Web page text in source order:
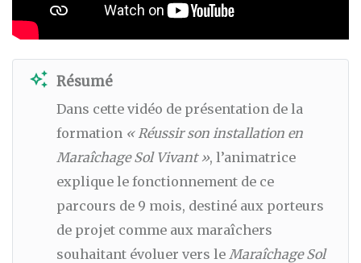
auto_awesome Résumé
Dans cette vidéo de présentation de la
formation « Réussir son installation en
Maraîchage Sol Vivant », l’animatrice
explique le fonctionnement de ce
parcours de 9 mois, destiné aux porteurs
de projet comme aux maraîchers
souhaitant évoluer vers le Maraîchage Sol